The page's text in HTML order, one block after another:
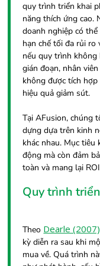
quy trình triển khai
năng thích ứng cao.
doanh nghiệp có
hạn chế tối đa rủi ro
nếu quy trình
gián đoạn, nhân
không được tích
hiệu quả giảm sút.
Tại AFusion, chúng
dựng dựa trên kinh
khác nhau. Mục
động mà còn đảm
toàn và mang lại
Quy trình
Theo Dearle (2007)
kỳ diễn ra sau khi
mua về. Quá trình